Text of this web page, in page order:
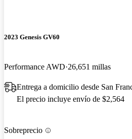
2023 Genesis GV60
Performance AWD 26,651 millas
Entrega a domicilio desde San
El precio incluye envío de $2,564
Sobreprecio